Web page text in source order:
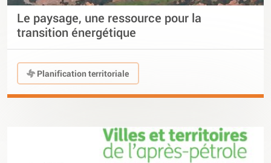
Le paysage, une ressource pour la
transition énergétique
Planification territoriale